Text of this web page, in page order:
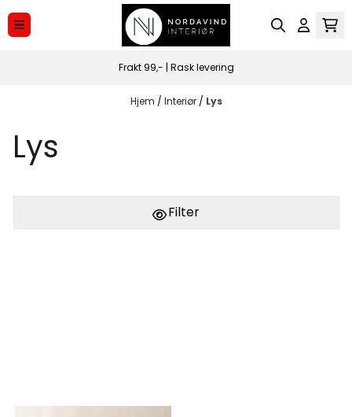
Hopp til innhold
Frakt 99,- | Rask levering
Hjem / Interiør / Lys
Lys
Filter